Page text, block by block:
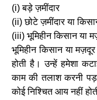
(i) बड़े ज़मींदार
(ii) छोटे ज़मींदार या
(iii) भूमिहीन किसान या
भूमिहीन किसान या
होती है। उन्हें हमेशा
काम की तलाश करनी
कोई निश्चित आय नहीं